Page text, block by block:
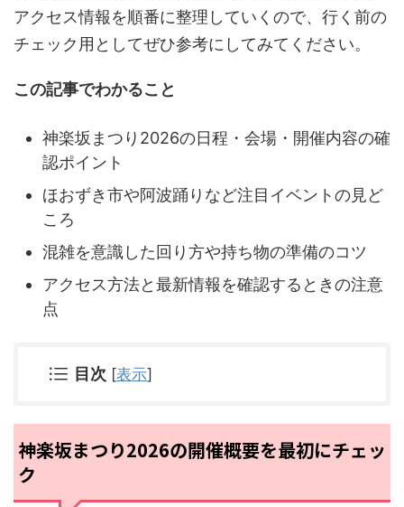
アクセス情報を順番に整理していくので、行く前の
チェック用としてぜひ参考にしてみてください。
この記事でわかること
神楽坂まつり2026の日程・会場・開催内容の確
認ポイント
ほおずき市や阿波踊りなど注目イベントの見ど
ころ
混雑を意識した回り方や持ち物の準備のコツ
アクセス方法と最新情報を確認するときの注意
点
目次 [表示]
神楽坂まつり2026の開催概要を最初にチェッ
ク